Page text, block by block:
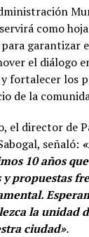
como
garantizar
el diálogo
fortalecer los
de la
el director de
señaló:
10 años
y propuestas
la unidad
ciudad».